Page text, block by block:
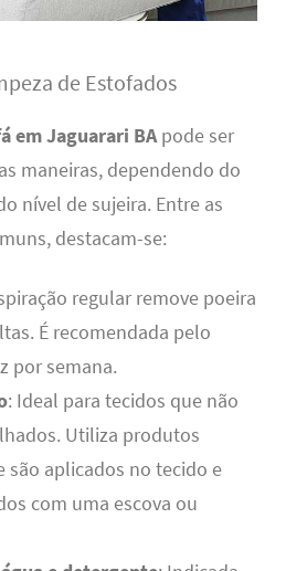
de Estofados
em Jaguarari BApode ser
maneiras, dependendo do
nível de sujeira. Entre as
destacam-se:
regular remove poeira
É recomendada pelo
por semana.
: Ideal para tecidos que não
Utiliza produtos
são aplicados no tecido e
com uma escova ou